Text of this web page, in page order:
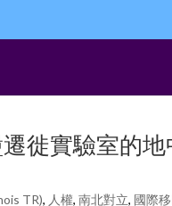
徙實驗室的地
TR), 人權, 南北對立, 國際